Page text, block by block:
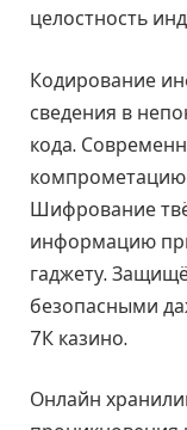
целостность
Кодирование
сведения в
кода.
компрометацию
Шифрование
информацию
гаджету.
безопасными
7К казино.
Онлайн